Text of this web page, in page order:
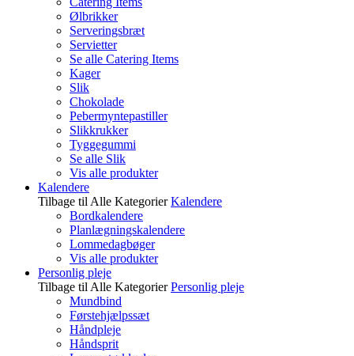
Ølbrikker
Serveringsbræt
Servietter
Se alle Catering Items
Kager
Slik
Chokolade
Pebermyntepastiller
Slikkrukker
Tyggegummi
Se alle Slik
Vis alle produkter
Kalendere
Tilbage til Alle Kategorier Kalendere
Bordkalendere
Planlægningskalendere
Lommedagbøger
Vis alle produkter
Personlig pleje
Tilbage til Alle Kategorier Personlig pleje
Mundbind
Førstehjælpssæt
Håndpleje
Håndsprit